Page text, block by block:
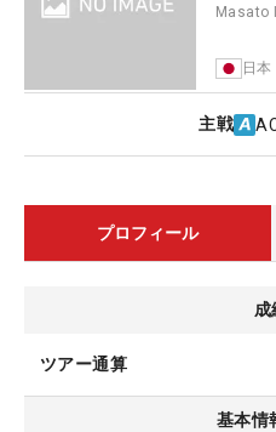
Masato
日本
主戦
プロフィール
成
ツアー通算
基本情